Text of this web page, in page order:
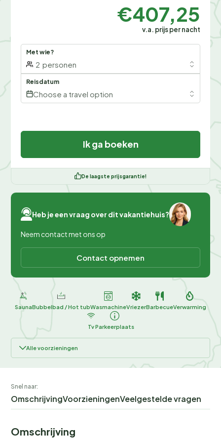
€407,25
v.a. prijs per nacht
Met wie?
2 personen
Reisdatum
Choose a travel option
Ik ga boeken
De laagste prijsgarantie!
Heb je een vraag over dit vakantiehuis?
Neem contact met ons op
Contact opnemen
SaunaBubbelbad / Hot tubWasmachineVriezerBarbecueVerwarming
TvParkeerplaats
Alle voorzieningen
Snel naar:
OmschrijvingVoorzieningenVeelgestelde vragen
Omschrijving